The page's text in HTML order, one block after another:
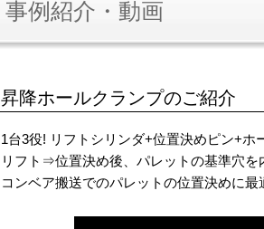
事例紹介・動画
昇降ホールクランプのご紹介
1台3役! リフトシリンダ+位置決めピン+ホ
リフト⇒位置決め後、パレットの基準穴を
コンベア搬送でのパレットの位置決めに最